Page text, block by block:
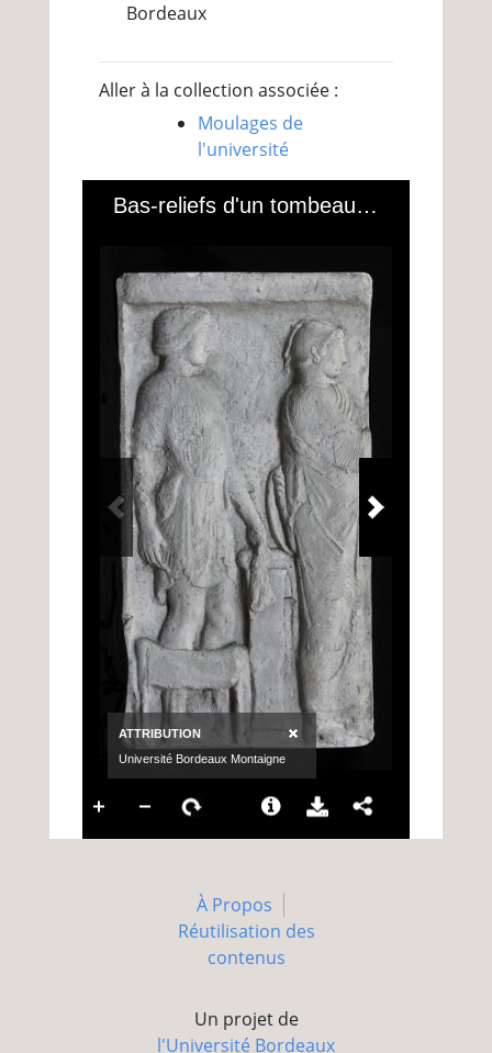
Bordeaux
Aller à la collection associée :
Moulages de
l'université
À Propos
Réutilisation des
contenus
Un projet de
l'Université Bordeaux